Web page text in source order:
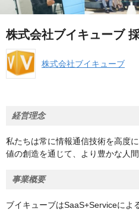
株式会社ブイキューブ
株式会社ブイキューブ
経営理念
私たちは常に情報通信技術を高度
値の創造を通じて、より豊かな人
事業概要
ブイキューブはSaaS+Serviceによ